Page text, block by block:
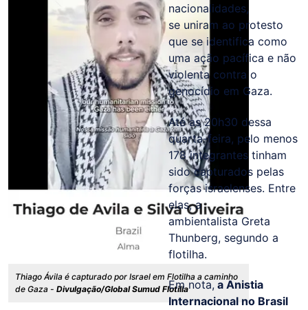
Thiago Ávila é capturado por Israel em Flotilha a caminho
de Gaza - Divulgação/Global Sumud Flotilla
nacionalidades,
se uniram ao protesto
que se identifica como
uma ação pacífica e não
violenta contra o
genocídio em Gaza.
Até as 20h30 dessa
quarta-feira, pelo menos
178 integrantes tinham
sido capturados pelas
forças israelenses. Entre
elas, a
ambientalista Greta
Thunberg, segundo a
flotilha.
Em nota, a Anistia
Internacional no Brasil